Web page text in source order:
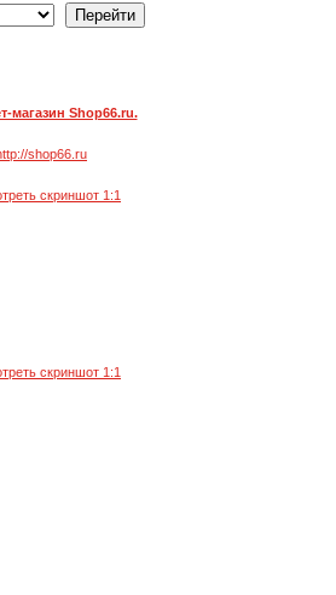
магазин Shop66.ru.
shop66.ru
скриншот 1:1
скриншот 1:1